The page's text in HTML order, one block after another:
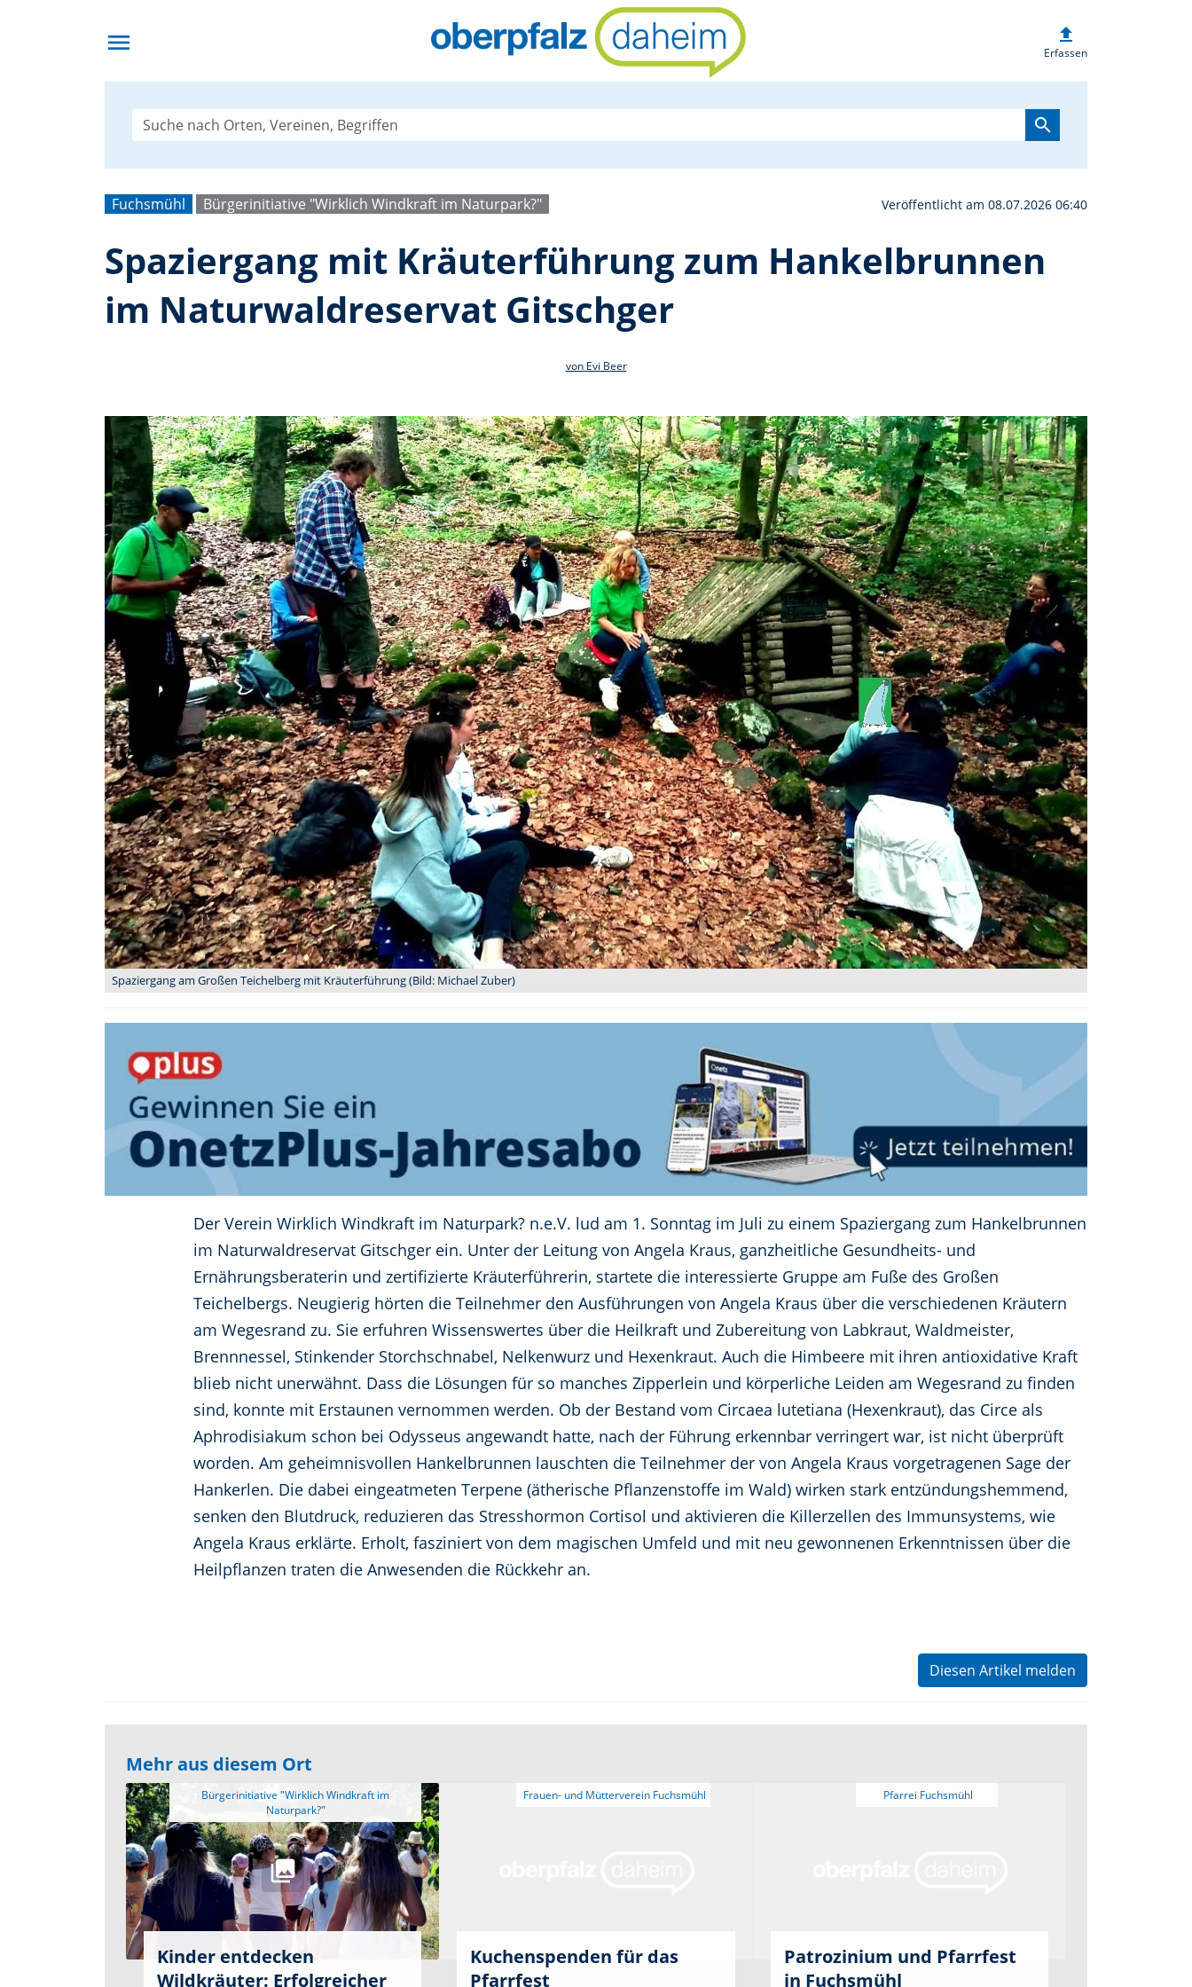
menu Spaziergang mit Kräuterführung
upload
Erfassen
search
Fuchsmühl Bürgerinitiative "Wirklich Windkraft im Naturpark?" Veröffentlicht am 08.07.2026 06:40
Spaziergang mit Kräuterführung zum Hankelbrunnen
im Naturwaldreservat Gitschger
von Evi Beer
Spaziergang am Großen Teichelberg mit Kräuterführung (Bild: Michael Zuber)
Der Verein Wirklich Windkraft im Naturpark? n.e.V. lud am 1. Sonntag im Juli zu einem Spaziergang zum Hankelbrunnen
im Naturwaldreservat Gitschger ein. Unter der Leitung von Angela Kraus, ganzheitliche Gesundheits- und
Ernährungsberaterin und zertifizierte Kräuterführerin, startete die interessierte Gruppe am Fuße des Großen
Teichelbergs. Neugierig hörten die Teilnehmer den Ausführungen von Angela Kraus über die verschiedenen Kräutern
am Wegesrand zu. Sie erfuhren Wissenswertes über die Heilkraft und Zubereitung von Labkraut, Waldmeister,
Brennnessel, Stinkender Storchschnabel, Nelkenwurz und Hexenkraut. Auch die Himbeere mit ihren antioxidative Kraft
blieb nicht unerwähnt. Dass die Lösungen für so manches Zipperlein und körperliche Leiden am Wegesrand zu finden
sind, konnte mit Erstaunen vernommen werden. Ob der Bestand vom Circaea lutetiana (Hexenkraut), das Circe als
Aphrodisiakum schon bei Odysseus angewandt hatte, nach der Führung erkennbar verringert war, ist nicht überprüft
worden. Am geheimnisvollen Hankelbrunnen lauschten die Teilnehmer der von Angela Kraus vorgetragenen Sage der
Hankerlen. Die dabei eingeatmeten Terpene (ätherische Pflanzenstoffe im Wald) wirken stark entzündungshemmend,
senken den Blutdruck, reduzieren das Stresshormon Cortisol und aktivieren die Killerzellen des Immunsystems, wie
Angela Kraus erklärte. Erholt, fasziniert von dem magischen Umfeld und mit neu gewonnenen Erkenntnissen über die
Heilpflanzen traten die Anwesenden die Rückkehr an.
Diesen Artikel melden
Mehr aus diesem Ort
Kinder entdecken
Wildkräuter: Erfolgreicher
Kuchenspenden für das
Pfarrfest
Patrozinium und Pfarrfest
in Fuchsmühl